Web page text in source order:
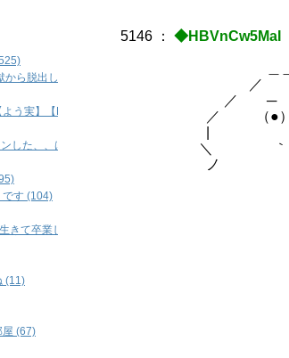
5146 ： ◆HBVnCw5MaI
／
／ ─ ─＼ 歌
／ （●） （
| （__人__
＼ ｀
ノ ー
【 歌
①
②カ
③カ
④
⑤他
ら脱出したいそうです (138)
う実】【R-18】 (122)
ンした、、はず…… (105)
です (104)
きて卒業したいようです (79)
(11)
屋 (67)